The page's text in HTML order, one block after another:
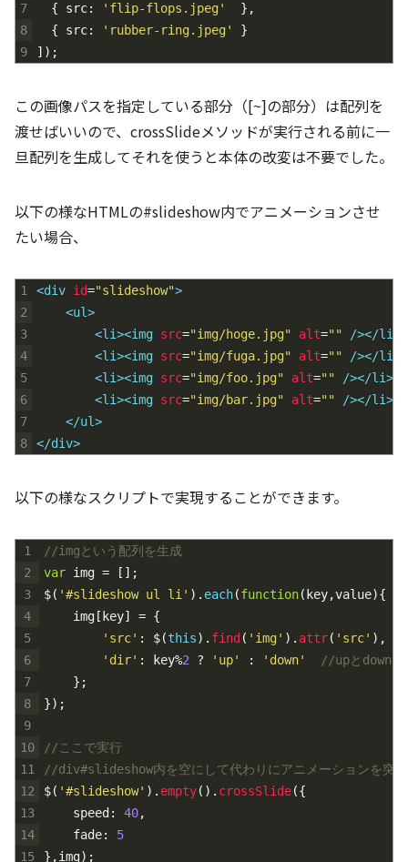
7
8
9
{
src: 'flip-flops.jpeg' } ,
{
src: 'rubber-ring.jpeg'
}
] ) ;
この画像パスを指定している部分（[~]の部分）は配列を
渡せばいいので、crossSlideメソッドが実行される前に一
旦配列を生成してそれを使うと本体の改変は不要でした。
以下の様なHTMLの#slideshow内でアニメーションさせ
たい場合、
1
2
3
4
5
6
7
8
<div id="slideshow">
<ul>
<li><img src="img/hoge.jpg" alt="" /></li>
<li><img src="img/fuga.jpg" alt="" /></li>
<li><img src="img/foo.jpg" alt="" /></li>
<li><img src="img/bar.jpg" alt="" /></li>
</ul>
</div>
以下の様なスクリプトで実現することができます。
1
2
3
4
5
6
7
8
9
10
11
12
13
14
15
//imgという配列を生成
var img = [ ] ;
$( '#slideshow ul li' ) . each(function( key,value){
img [ key] = {
'src' : $(this) . find ( 'img' ) . attr( 'src' ) ,
'dir' : key%2 ? 'up' : 'down'
//upとdownを
} ;
}) ;
//ここで実行
//div#slideshow内を空にして代わりにアニメーションを突
$( '#slideshow' ) . empty( ) . crossSlide({
speed : 40,
fade:
5
} ,img) ;